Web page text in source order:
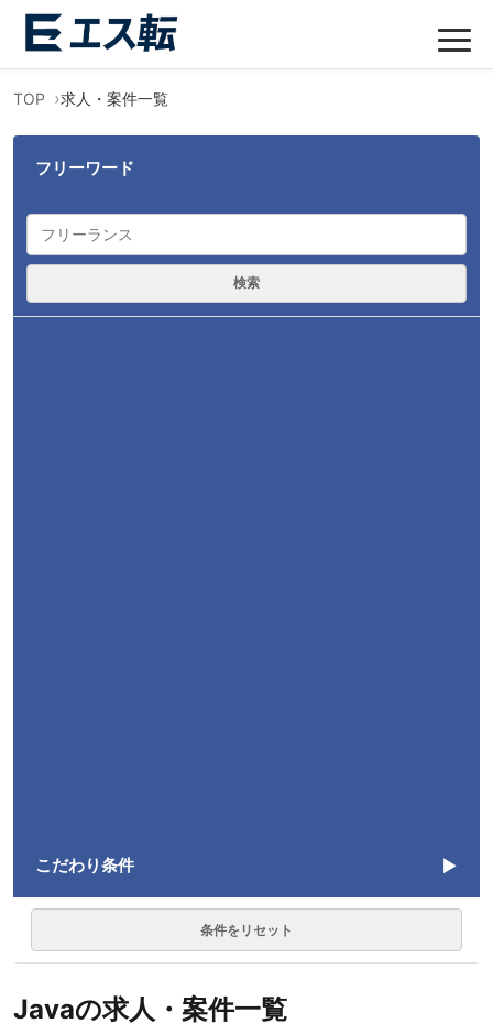
TOP 求人・案件一覧
フリーワード
検索
こだわり条件
TypeScript
条件をリセット
Javaの求人・案件一覧